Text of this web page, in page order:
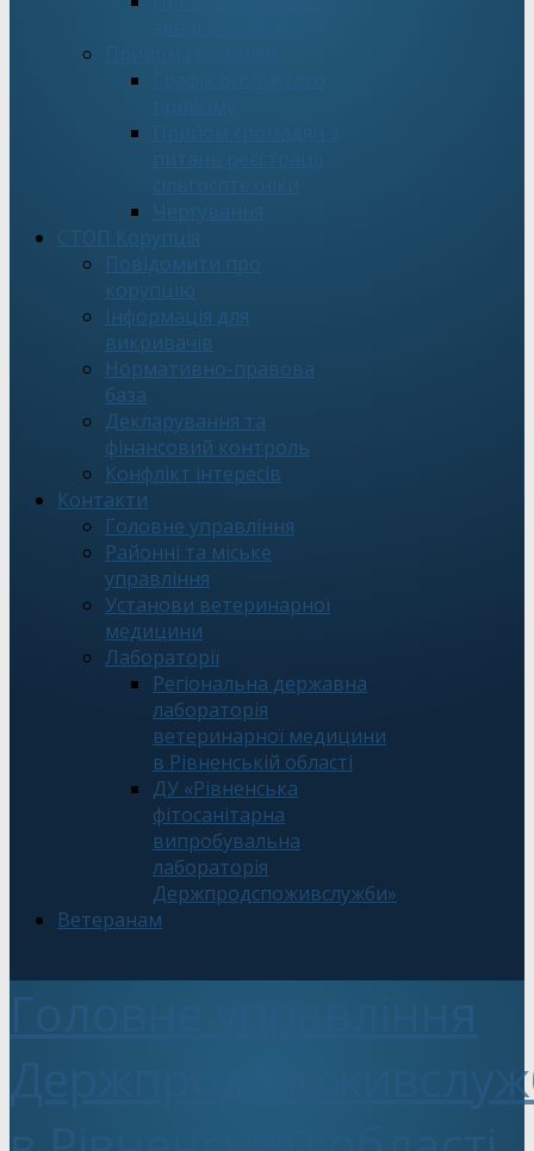
СТОП Корупція
Повідомити про
корупцію
Інформація для
викривачів
Нормативно-правова
база
Декларування та
фінансовий контроль
Конфлікт інтересів
Контакти
Головне управління
Районні та міське
управління
Установи ветеринарної
медицини
Лабораторії
Регіональна державна
лабораторія
ветеринарної медицини
в Рівненській області
ДУ «Рівненська
фітосанітарна
випробувальна
лабораторія
Держпродспоживслужби»
Ветеранам